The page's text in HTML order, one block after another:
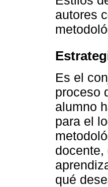
autores
Es el
proceso
alumno
para el
qué